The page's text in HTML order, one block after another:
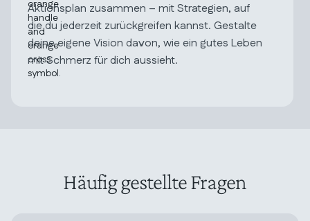
Aktionsplan zusammen – mit Strategien, auf
die du jederzeit zurückgreifen kannst. Gestalte
deine eigene Vision davon, wie ein gutes Leben
mit Schmerz für dich aussieht.
Häufig gestellte Fragen